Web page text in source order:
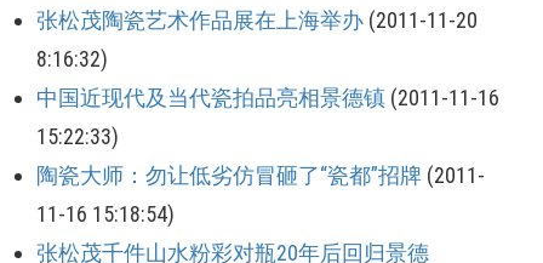
张松茂陶瓷艺术作品展在上海举办 (2011-11-20
8:16:32)
中国近现代及当代瓷拍品亮相景德镇 (2011-11-16
15:22:33)
陶瓷大师：勿让低劣仿冒砸了“瓷都”招牌 (2011-
11-16 15:18:54)
张松茂千件山水粉彩对瓶20年后回归景德